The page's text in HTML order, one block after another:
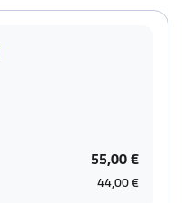
55,00 €
44,00 €